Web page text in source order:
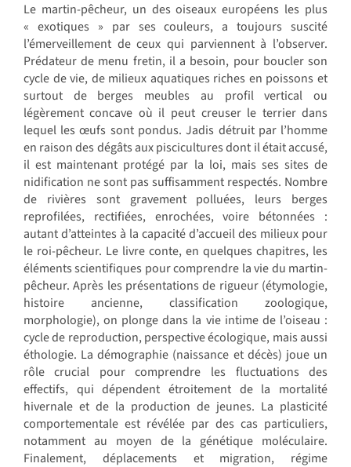
Le martin-pêcheur, un des oiseaux européens les plus
« exotiques » par ses couleurs, a toujours suscité
l’émerveillement de ceux qui parviennent à l’observer.
Prédateur de menu fretin, il a besoin, pour boucler son
cycle de vie, de milieux aquatiques riches en poissons et
surtout de berges meubles au profil vertical ou
légèrement concave où il peut creuser le terrier dans
lequel les œufs sont pondus. Jadis détruit par l’homme
en raison des dégâts aux piscicultures dont il était accusé,
il est maintenant protégé par la loi, mais ses sites de
nidification ne sont pas suffisamment respectés. Nombre
de rivières sont gravement polluées, leurs berges
reprofilées, rectifiées, enrochées, voire bétonnées :
autant d’atteintes à la capacité d’accueil des milieux pour
le roi-pêcheur. Le livre conte, en quelques chapitres, les
éléments scientifiques pour comprendre la vie du martin-
pêcheur. Après les présentations de rigueur (étymologie,
histoire ancienne, classification zoologique,
morphologie), on plonge dans la vie intime de l’oiseau :
cycle de reproduction, perspective écologique, mais aussi
éthologie. La démographie (naissance et décès) joue un
rôle crucial pour comprendre les fluctuations des
effectifs, qui dépendent étroitement de la mortalité
hivernale et de la production de jeunes. La plasticité
comportementale est révélée par des cas particuliers,
notamment au moyen de la génétique moléculaire.
Finalement, déplacements et migration, régime